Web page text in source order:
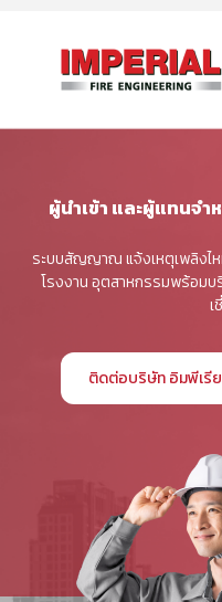
ผู้นำเข้า และผู้แทนจ
ระบบสัญญาณ แจ้งเหตุเพลิงไ
โรงงาน อุตสาหกรรมพร้อม
เ
ติดต่อบริษัท อิมพีเรี